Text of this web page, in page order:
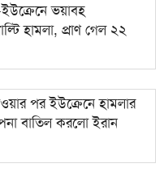
ইউক্রেনে ভয়াবহ
হামলা, প্রাণ গেল ২২
পর ইউক্রেনে হামলার
বাতিল করলো ইরান